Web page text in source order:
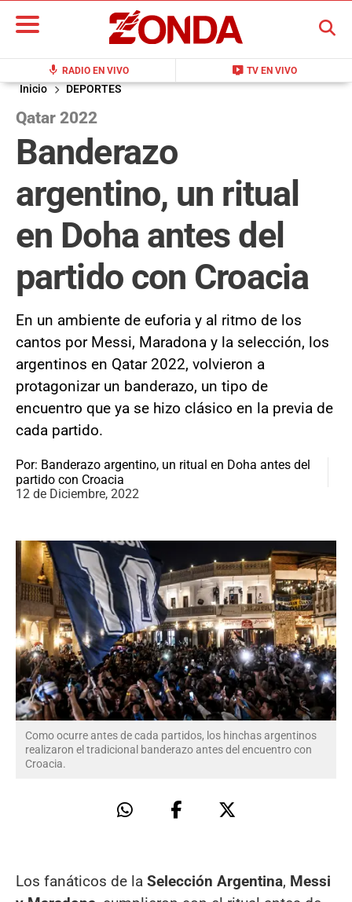
mic RADIO EN VIVO live_tv TV EN VIVO
BUSCAR
Inicio DEPORTES
Qatar 2022
Banderazo
argentino, un ritual
en Doha antes del
partido con Croacia
En un ambiente de euforia y al ritmo de los
cantos por Messi, Maradona y la selección, los
argentinos en Qatar 2022, volvieron a
protagonizar un banderazo, un tipo de
encuentro que ya se hizo clásico en la previa de
cada partido.
Por: Banderazo argentino, un ritual en Doha antes del
partido con Croacia
12 de Diciembre, 2022
Como ocurre antes de cada partidos, los hinchas argentinos
realizaron el tradicional banderazo antes del encuentro con
Croacia.
Los fanáticos de la Selección Argentina, Messi